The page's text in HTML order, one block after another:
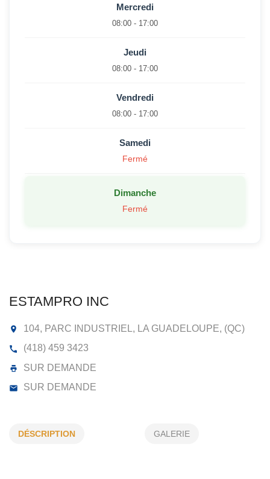
ESTAMPRO INC
DÉSCRIPTION GALERIE
Mercredi
08:00 - 17:00
Jeudi
08:00 - 17:00
Vendredi
08:00 - 17:00
Samedi
Fermé
Dimanche
Fermé